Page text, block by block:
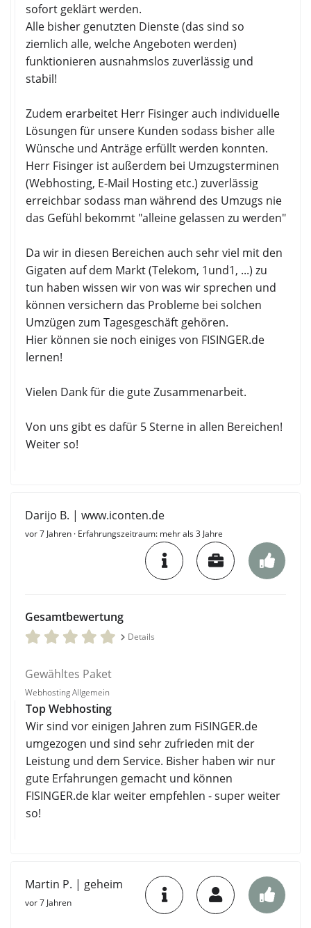
sofort geklärt werden.
Alle bisher genutzten Dienste (das sind so
ziemlich alle, welche Angeboten werden)
funktionieren ausnahmslos zuverlässig und
stabil!
Zudem erarbeitet Herr Fisinger auch individuelle
Lösungen für unsere Kunden sodass bisher alle
Wünsche und Anträge erfüllt werden konnten.
Herr Fisinger ist außerdem bei Umzugsterminen
(Webhosting, E-Mail Hosting etc.) zuverlässig
erreichbar sodass man während des Umzugs nie
das Gefühl bekommt "alleine gelassen zu werden"
Da wir in diesen Bereichen auch sehr viel mit den
Gigaten auf dem Markt (Telekom, 1und1, ...) zu
tun haben wissen wir von was wir sprechen und
können versichern das Probleme bei solchen
Umzügen zum Tagesgeschäft gehören.
Hier können sie noch einiges von FISINGER.de
lernen!
Vielen Dank für die gute Zusammenarbeit.
Von uns gibt es dafür 5 Sterne in allen Bereichen!
Weiter so!
Darijo B. | www.iconten.de
vor 7 Jahren · Erfahrungszeitraum: mehr als 3 Jahre
Gesamtbewertung
Details
Gewähltes Paket
Webhosting Allgemein
Top Webhosting
Wir sind vor einigen Jahren zum FiSINGER.de
umgezogen und sind sehr zufrieden mit der
Leistung und dem Service. Bisher haben wir nur
gute Erfahrungen gemacht und können
FISINGER.de klar weiter empfehlen - super weiter
so!
Martin P. | geheim
vor 7 Jahren